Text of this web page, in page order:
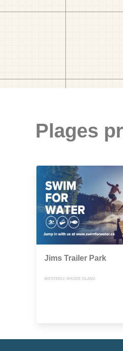
Plages
Jims Trailer Park
WESTERLY, RHODE ISLAND